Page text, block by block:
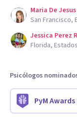
Maria De
San Francisco,
Jessica Perez
Florida,
Psicólogos
PyM Awards